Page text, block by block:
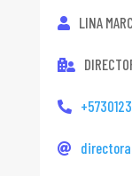
LINA